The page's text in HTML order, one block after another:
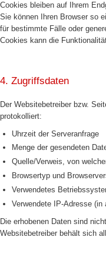
Cookies bleiben auf Ihrem
Sie können Ihren Browser so
für bestimmte Fälle oder
Cookies kann die
4. Zugriffsdaten
Der Websitebetreiber bzw.
protokolliert:
Uhrzeit der Serveranfrage
Menge der gesendeten
Quelle/Verweis, von
Browsertyp und
Verwendetes
Verwendete IP-Adresse (in
Die erhobenen Daten sind
Websitebetreiber behält sich